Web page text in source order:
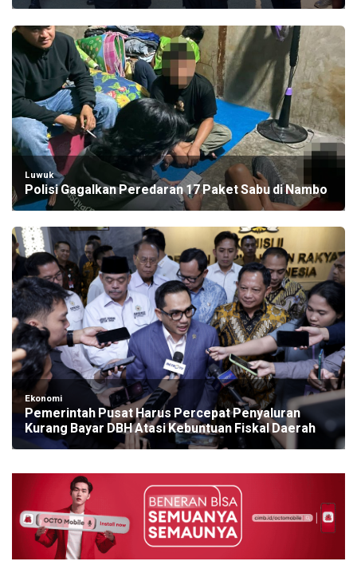
Luwuk
Polisi Gagalkan Peredaran 17 Paket Sabu di Nambo
Ekonomi
Pemerintah Pusat Harus Percepat Penyaluran
Kurang Bayar DBH Atasi Kebuntuan Fiskal Daerah